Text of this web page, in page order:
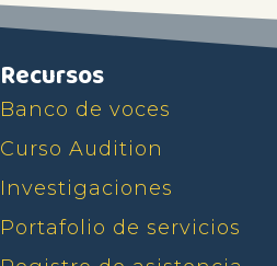
Recursos
Banco de voces
Curso Audition
Investigaciones
Portafolio de servicios